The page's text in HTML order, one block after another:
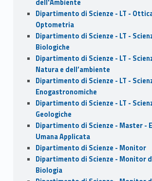
dell'Ambiente
Dipartimento di Scienze - LT -
Optometria
Dipartimento di Scienze - LT -
Biologiche
Dipartimento di Scienze - LT -
Natura e dell’ambiente
Dipartimento di Scienze - LT -
Enogastronomiche
Dipartimento di Scienze - LT -
Geologiche
Dipartimento di Scienze - Master -
Umana Applicata
Dipartimento di Scienze - Monitor
Dipartimento di Scienze - Monitor
Biologia